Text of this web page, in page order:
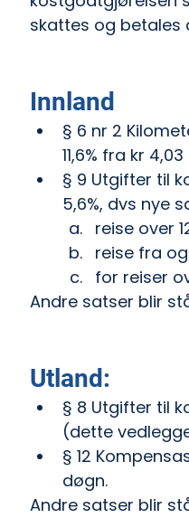
skattes og betales
Innland
§ 6 nr 2
11,6% fra kr
§ 9 Utgifter til
5,6%, dvs nye
reise over
reise fra
for reiser
Andre satser blir
Utland:
§ 8 Utgifter til
(dette
§ 12
døgn.
Andre satser blir